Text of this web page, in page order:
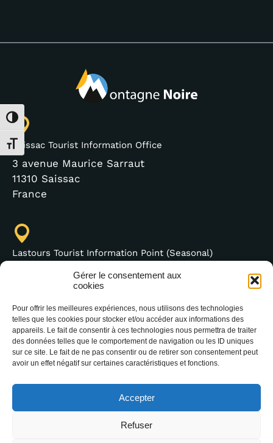
Gérer le consentement aux
cookies
Pour offrir les meilleures expériences, nous utilisons des technologies
telles que les cookies pour stocker et/ou accéder aux informations des
appareils. Le fait de consentir à ces technologies nous permettra de traiter
des données telles que le comportement de navigation ou les ID uniques
sur ce site. Le fait de ne pas consentir ou de retirer son consentement peut
avoir un effet négatif sur certaines caractéristiques et fonctions.
Accepter
Refuser
Toggle High Contrast
Toggle Font size
Saissac Tourist Information Office
3 avenue Maurice Sarraut
11310 Saissac
France
Lastours Tourist Information Point (Seasonal)
4 moulin bas,
11600 Lastours
(+33) 4 68 76 64 90